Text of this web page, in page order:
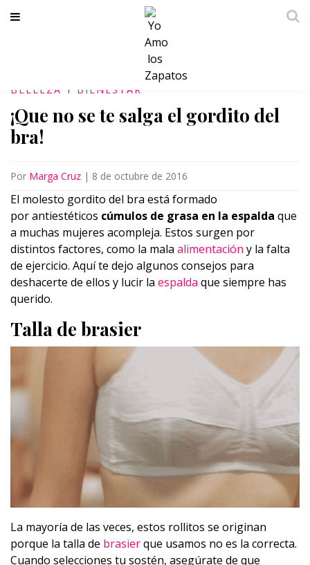
BELLEZA Y BIENESTAR
¡Que no se te salga el gordito del
bra!
Por Marga Cruz | 8 de octubre de 2016
El molesto gordito del bra está formado
por antiestéticos cúmulos de grasa en la espalda que
a muchas mujeres acompleja. Estos surgen por
distintos factores, como la mala alimentación y la falta
de ejercicio. Aquí te dejo algunos consejos para
deshacerte de ellos y lucir la espalda que siempre has
querido.
Talla de brasier
La mayoría de las veces, estos rollitos se originan
porque la talla de brasierque usamos no es la correcta.
Cuando selecciones tu sostén, asegúrate de que